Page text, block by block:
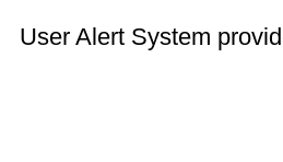
User Alert System